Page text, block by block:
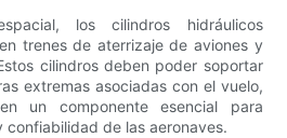
los cilindros hidráulicos
trenes de aterrizaje de aviones y
cilindros deben poder soportar
extremas asociadas con el vuelo,
un componente esencial para
de las aeronaves.